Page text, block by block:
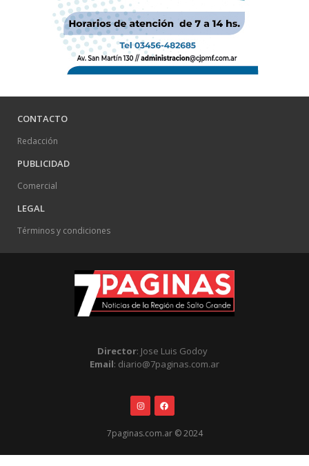
CONTACTO
Redacción
PUBLICIDAD
Comercial
LEGAL
Términos y condiciones
Director: Jose Luis Godoy
Email: diario@7paginas.com.ar
7paginas.com.ar © 2024